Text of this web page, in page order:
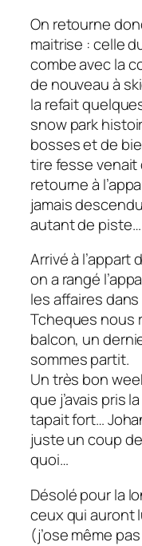
On retourne
maitrise : celle
combe avec la
de nouveau à
la refait
snow park
bosses et de
tire fesse venait
retourne à
jamais
autant de piste…
Arrivé à l’appart
on a rangé
les affaires
Tcheques nous
balcon, un
sommes partit.
Un très bon
que j’avais pris
tapait fort…
juste un coup
quoi…
Désolé pour la
ceux qui auront
(j’ose même